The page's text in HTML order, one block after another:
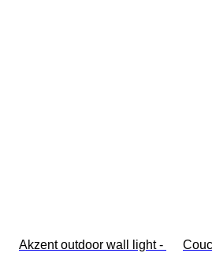
Akzent outdoor wall light -